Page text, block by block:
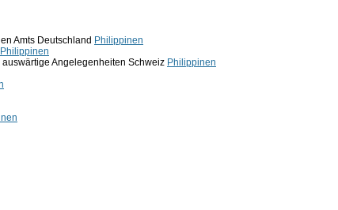
Amts Deutschland Philippinen
Philippinen
Angelegenheiten Schweiz Philippinen